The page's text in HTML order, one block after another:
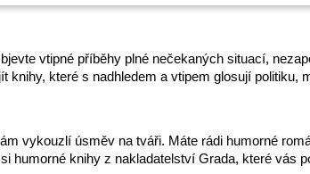
vtipné příběhy plné nečekaných situací,
které s nadhledem a vtipem glosují politiku,
vykouzlí úsměv na tváři. Máte rádi humorné
humorné knihy z nakladatelství Grada, které vás
NEZAŘAZENÉ SOUBORY
soubory